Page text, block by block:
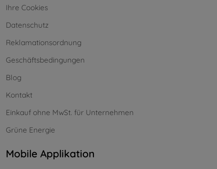
Ihre Cookies
Datenschutz
Reklamationsordnung
Geschäftsbedingungen
Blog
Kontakt
Einkauf ohne MwSt. für Unternehmen
Grüne Energie
Mobile Applikation